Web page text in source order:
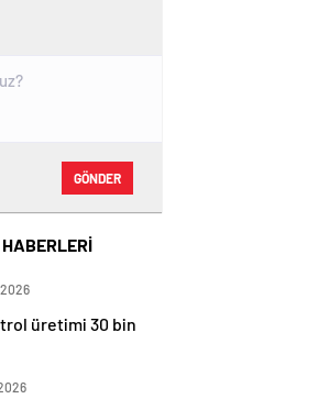
GÖNDER
HABERLERİ
üretimi 30 bin